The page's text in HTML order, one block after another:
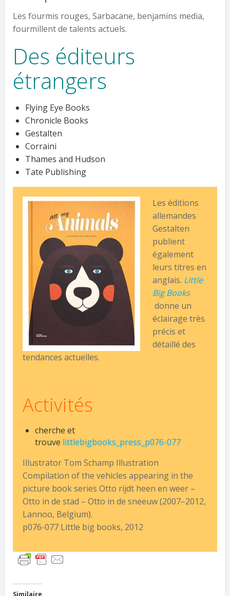
Les fourmis rouges, Sarbacane, benjamins media,
fourmillent de talents actuels.
Des éditeurs
étrangers
Flying Eye Books
Chronicle Books
Gestalten
Corraini
Thames and Hudson
Tate Publishing
Les éditions
allemandes
Gestalten
publient
également
leurs titres en
anglais. Little
Big Books
donne un
éclairage très
précis et
détaillé des
tendances actuelles.
Activités
cherche et
trouve littlebigbooks_press_p076-077
Illustrator Tom Schamp Illustration
Compilation of the vehicles appearing in the
picture book series Otto rijdt heen en weer –
Otto in de stad – Otto in de sneeuw (2007–2012,
Lannoo, Belgium).
p076-077 Little big books, 2012